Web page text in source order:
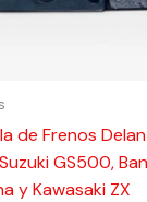
de Frenos
GS500,
y Kawasaki ZX